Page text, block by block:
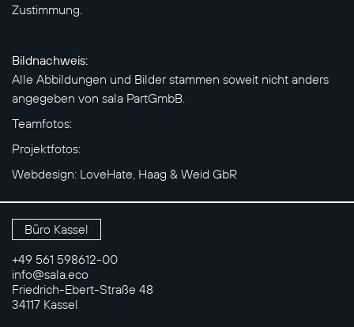
Zustimmung.
Bildnachweis:
Alle Abbildungen und Bilder stammen soweit nicht anders
angegeben von sala PartGmbB.
Teamfotos:
Projektfotos:
Webdesign: LoveHate, Haag & Weid GbR
Büro Kassel
+49 561 598612-00
info@sala.eco
Friedrich-Ebert-Straße 48
34117 Kassel